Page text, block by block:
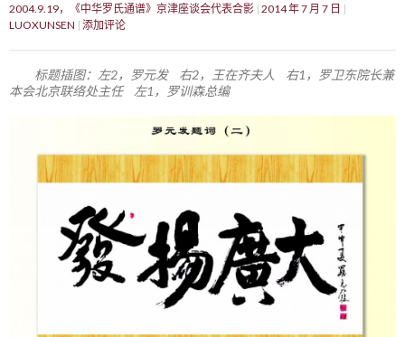
2004.9.19，《中华罗氏通谱》京津座谈会代表合影 2014 年 7 月 7 日
LUOXUNSEN 添加评论
标题插图：左2，罗元发 右2，王在齐夫人 右1，罗卫东院长兼
本会北京联络处主任 左1，罗训森总编